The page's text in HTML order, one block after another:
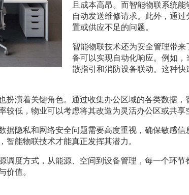
且成本高昂。而智能物联系统
自动发送维修请求。此外，通
置或供应不足的问题。
智能物联技术还为安全管理带
备可以实现自动化响应。例如
散指引和消防设备联动。这种
扮演着关键角色。通过收集办公区域的各类数据
低，物业可以考虑将其改造为灵活办公区或共享
据隐私和网络安全问题需要高度重视，确保敏感
能物联技术才能真正发挥其潜力。
调度方式，从能源、空间到设备管理，每一个环
价值。